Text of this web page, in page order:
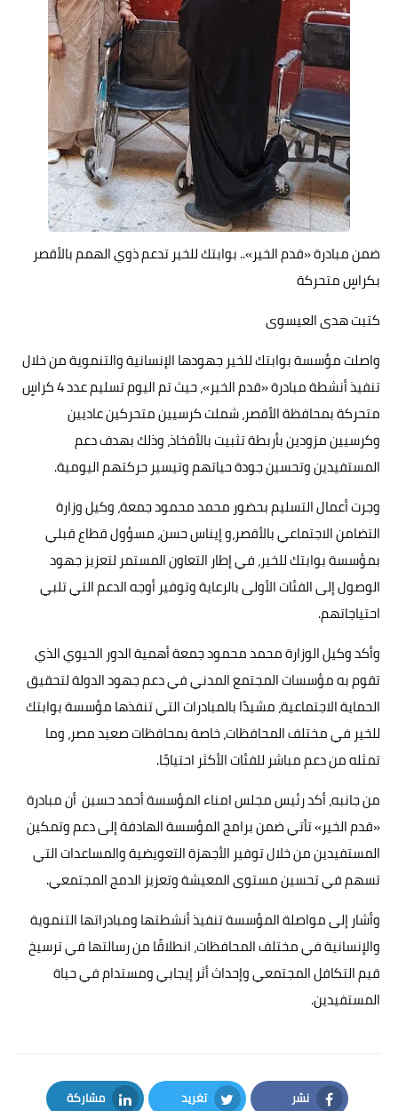
حوادث وقضايا
خدمات
الصحه والجمال
فن المطبخ
مقالات
ضمن مبادرة «قدم الخير».. بوابتك للخير تدعم ذوي الهمم بالأقصر
بكراسٍ متحركة
كتبت هدى العيسوى
واصلت مؤسسة بوابتك للخير جهودها الإنسانية والتنموية من خلال
تنفيذ أنشطة مبادرة «قدم الخير»، حيث تم اليوم تسليم عدد 4 كراسٍ
متحركة بمحافظة الأقصر، شملت كرسيين متحركين عاديين
وكرسيين مزودين بأربطة تثبيت بالأفخاذ، وذلك بهدف دعم
المستفيدين وتحسين جودة حياتهم وتيسير حركتهم اليومية.
وجرت أعمال التسليم بحضور محمد محمود جمعة، وكيل وزارة
التضامن الاجتماعي بالأقصر،و إيناس حسن، مسؤول قطاع قبلي
بمؤسسة بوابتك للخير، في إطار التعاون المستمر لتعزيز جهود
الوصول إلى الفئات الأولى بالرعاية وتوفير أوجه الدعم التي تلبي
احتياجاتهم.
وأكد وكيل الوزارة محمد محمود جمعة أهمية الدور الحيوي الذي
تقوم به مؤسسات المجتمع المدني في دعم جهود الدولة لتحقيق
الحماية الاجتماعية، مشيدًا بالمبادرات التي تنفذها مؤسسة بوابتك
للخير في مختلف المحافظات، خاصة بمحافظات صعيد مصر، وما
تمثله من دعم مباشر للفئات الأكثر احتياجًا.
من جانبه، أكد رئيس مجلس امناء المؤسسة أحمد حسين أن مبادرة
«قدم الخير» تأتي ضمن برامج المؤسسة الهادفة إلى دعم وتمكين
المستفيدين من خلال توفير الأجهزة التعويضية والمساعدات التي
تسهم في تحسين مستوى المعيشة وتعزيز الدمج المجتمعي.
وأشار إلى مواصلة المؤسسة تنفيذ أنشطتها ومبادراتها التنموية
والإنسانية في مختلف المحافظات، انطلاقًا من رسالتها في ترسيخ
قيم التكافل المجتمعي وإحداث أثر إيجابي ومستدام في حياة
المستفيدين.
نشر تغريد مشاركة